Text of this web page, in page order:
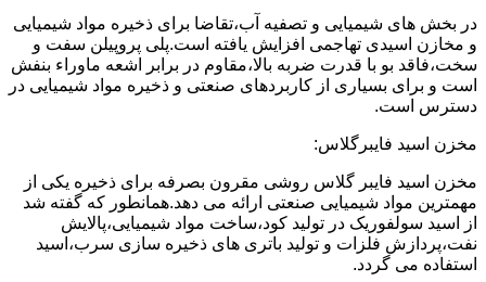
در بخش های شیمیایی و تصفیه آب،تقاضا برای ذخیره مواد شیمیایی
و مخازن اسیدی تهاجمی افزایش یافته است.پلی پروپیلن سفت و
سخت،فاقد بو با قدرت ضربه بالا،مقاوم در برابر اشعه ماوراء بنفش
است و برای بسیاری از کاربردهای صنعتی و ذخیره مواد شیمیایی در
دسترس است.
مخزن اسید فایبرگلاس:
مخزن اسید فایبر گلاس روشی مقرون بصرفه برای ذخیره یکی از
مهمترین مواد شیمیایی صنعتی ارائه می دهد.همانطور که گفته شد
از اسید سولفوریک در تولید کود،ساخت مواد شیمیایی،پالایش
نفت،پردازش فلزات و تولید باتری های ذخیره سازی سرب،اسید
استفاده می گردد.